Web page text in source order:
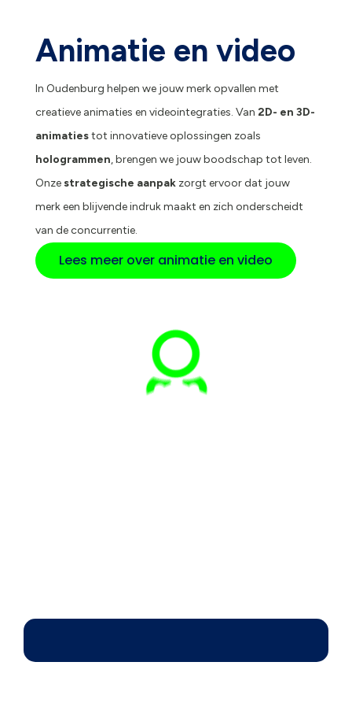
Animatie en video
In Oudenburg helpen we jouw merk opvallen met
creatieve animaties en videointegraties. Van 2D- en 3D-
animatiestot innovatieve oplossingen zoals
hologrammen, brengen we jouw boodschap tot leven.
Onzestrategische aanpakzorgt ervoor dat jouw
merk een blijvende indruk maakt en zich onderscheidt
van de concurrentie.
Lees meer over animatie en video